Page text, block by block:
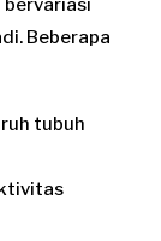
bervariasi
Beberapa
tubuh